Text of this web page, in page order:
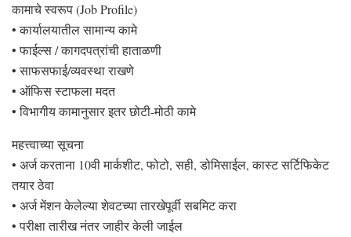
कामाचे स्वरूप (Job Profile)
• कार्यालयातील सामान्य कामे
• फाईल्स / कागदपत्रांची हाताळणी
• साफसफाई/व्यवस्था राखणे
• ऑफिस स्टाफला मदत
• विभागीय कामानुसार इतर छोटी-मोठी कामे
महत्त्वाच्या सूचना
• अर्ज करताना 10वी मार्कशीट, फोटो, सही, डोमिसाईल, कास्ट सर्टिफिकेट
तयार ठेवा
• अर्ज मेंशन केलेल्या शेवटच्या तारखेपूर्वी सबमिट करा
• परीक्षा तारीख नंतर जाहीर केली जाईल